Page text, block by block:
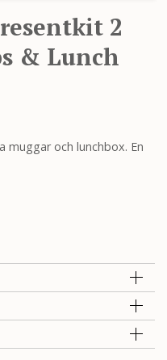
2
& Lunch
och lunchbox. En